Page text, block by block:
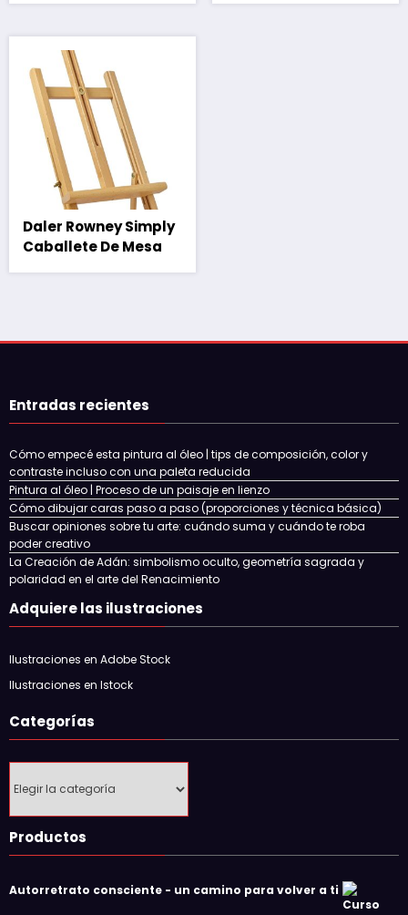
Daler Rowney Simply
Caballete De Mesa
Entradas recientes
Cómo empecé esta pintura al óleo | tips de composición, color y
contraste incluso con una paleta reducida
Pintura al óleo | Proceso de un paisaje en lienzo
Cómo dibujar caras paso a paso (proporciones y técnica básica)
Buscar opiniones sobre tu arte: cuándo suma y cuándo te roba
poder creativo
La Creación de Adán: simbolismo oculto, geometría sagrada y
polaridad en el arte del Renacimiento
Adquiere las ilustraciones
Ilustraciones en Adobe Stock
Ilustraciones en Istock
Categorías
Productos
Autorretrato consciente - un camino para volver a ti